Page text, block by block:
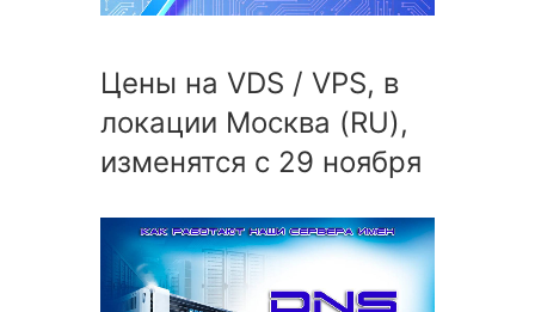
Цены на VDS / VPS, в
локации Москва (RU),
изменятся с 29 ноября